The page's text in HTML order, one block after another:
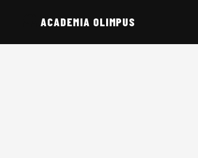
ACADEMIA OLIMPUS